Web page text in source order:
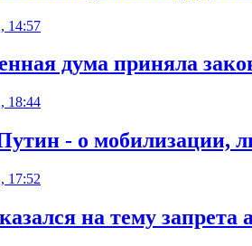
14:57
дума приняла
18:44
- о мобилизации,
17:52
на тему запрета